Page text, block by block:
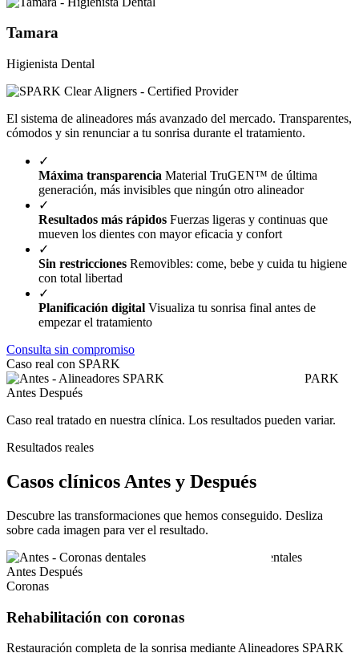
Tamara
Higienista Dental
El sistema de alineadores más avanzado del mercado. Transparentes,
cómodos y sin renunciar a tu sonrisa durante el tratamiento.
✓
Máxima transparencia Material TruGEN™ de última
generación, más invisibles que ningún otro alineador
✓
Resultados más rápidos Fuerzas ligeras y continuas que
mueven los dientes con mayor eficacia y confort
✓
Sin restricciones Removibles: come, bebe y cuida tu higiene
con total libertad
✓
Planificación digital Visualiza tu sonrisa final antes de
empezar el tratamiento
Consulta sin compromiso
Caso real con SPARK
Antes Después
Caso real tratado en nuestra clínica. Los resultados pueden variar.
Resultados reales
Casos clínicos Antes y Después
Descubre las transformaciones que hemos conseguido. Desliza
sobre cada imagen para ver el resultado.
Antes Después
Coronas
Rehabilitación con coronas
Restauración completa de la sonrisa mediante Alineadores SPARK